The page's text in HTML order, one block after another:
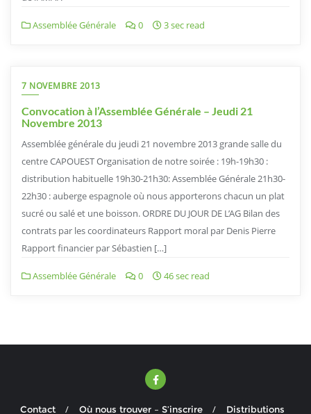
Assemblée Générale 0 3 sec read
7 NOVEMBRE 2013
Convocation à l’Assemblée Générale – Jeudi 21
Novembre 2013
Assemblée générale du jeudi 21 novembre 2013 grande salle du
centre CAPOUEST Organisation de notre soirée : 19h-19h30 :
distribution habituelle 19h30-21h30: Assemblée Générale 21h30-
22h30 : auberge espagnole où nous apporterons chacun un plat
sucré ou salé et une boisson. ORDRE DU JOUR DE L’AG Bilan des
contrats par les coordinateurs Rapport moral par Denis Pierre
Rapport financier par Sébastien […]
Assemblée Générale 0 46 sec read
Contact Où nous trouver – S’inscrire Distributions